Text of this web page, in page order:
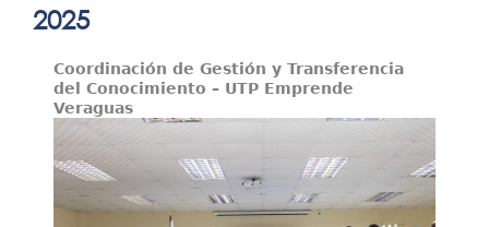
Investigación
Contáctenos
2025
Coordinación de Gestión y Transferencia
del Conocimiento – UTP Emprende
Veraguas